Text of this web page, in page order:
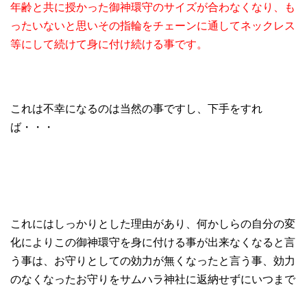
年齢と共に授かった御神環守のサイズが合わなくなり、も
ったいないと思いその指輪をチェーンに通してネックレス
等にして続けて身に付け続ける事です。
これは不幸になるのは当然の事ですし、下手をすれ
ば・・・
これにはしっかりとした理由があり、何かしらの自分の変
化によりこの御神環守を身に付ける事が出来なくなると言
う事は、お守りとしての効力が無くなったと言う事、効力
のなくなったお守りをサムハラ神社に返納せずにいつまで